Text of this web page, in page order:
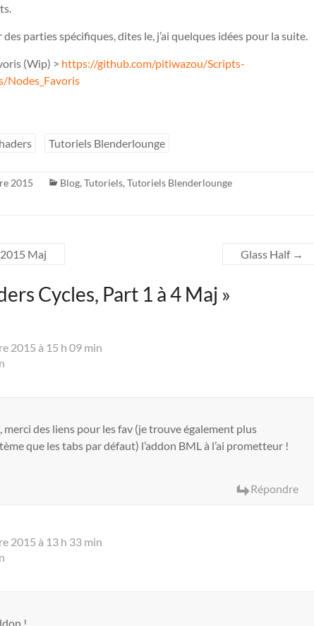
parties spécifiques, dites le, j’ai quelques idées pour la suite.
(Wip) > https://github.com/pitiwazou/Scripts-
Nodes_Favoris
Tutoriels Blenderlounge
2015 Blog, Tutoriels, Tutoriels Blenderlounge
Maj Glass Half →
Cycles, Part 1 à 4 Maj »
2015 à 15 h 09 min
des liens pour les fav (je trouve également plus
que les tabs par défaut) l’addon BML à l’ai prometteur !
Répondre
2015 à 13 h 33 min
!